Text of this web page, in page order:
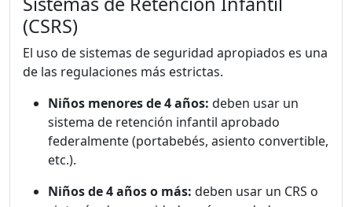
(CSRS)
El uso de sistemas de seguridad apropiados es una
de las regulaciones más estrictas.
Niños menores de 4 años: deben usar un
sistema de retención infantil aprobado
federalmente (portabebés, asiento convertible,
etc.).
Niños de 4 años o más: deben usar un CRS o